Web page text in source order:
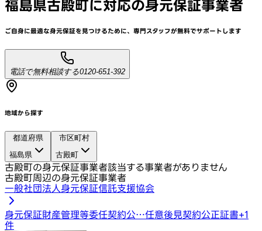
福島県古殿町に対応の身元保証事業者
ご自身に最適な身元保証を見つけるために、 専門スタッフが無料でサポートします
電話で無料相談する0120-651-392
地域から探す
都道府県
福島県
市区町村
古殿町
古殿町の身元保証事業者該当する事業者がありません
古殿町周辺の身元保証事業者
一般社団法人身元保証信託支援協会
身元保証財産管理等委任契約公…任意後見契約公正証書+1
件